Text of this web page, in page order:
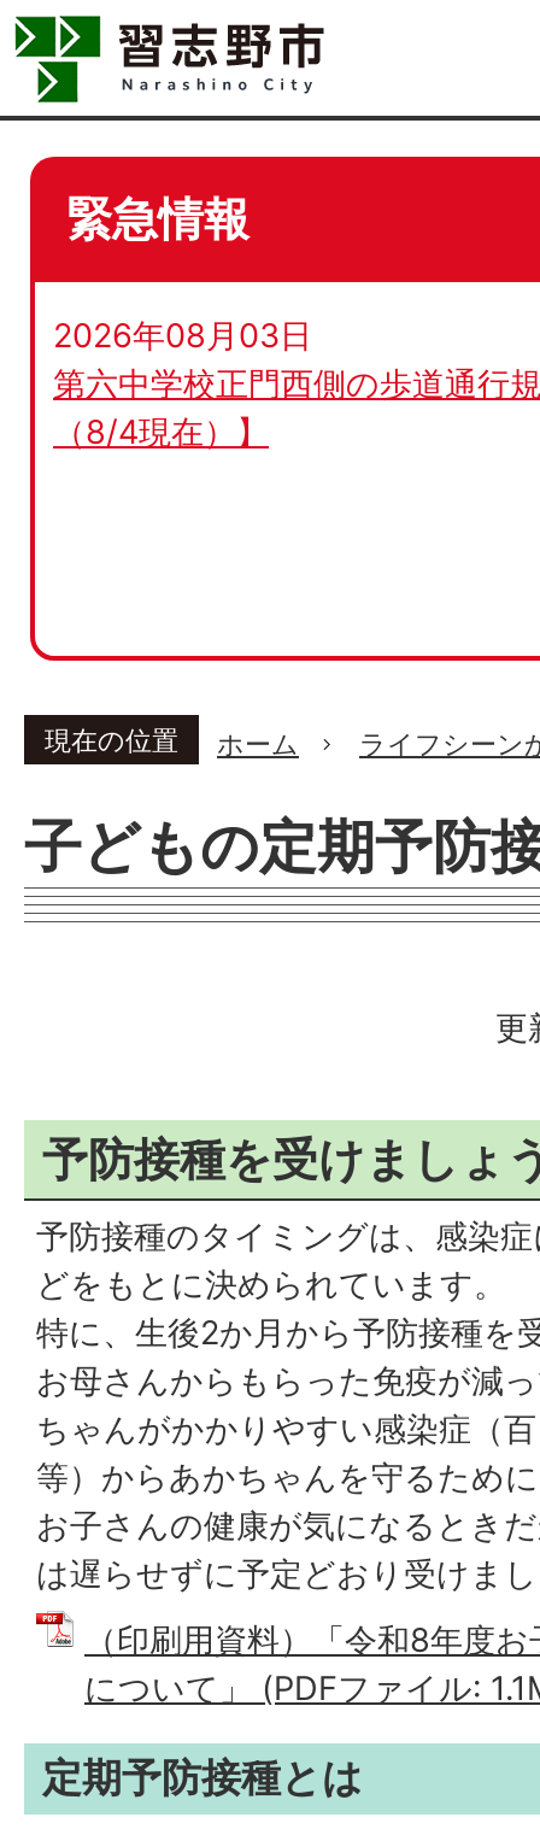
緊急情報
2026年08月03日
第六中学校正門西側の歩道通行
（8/4現在）】
現在の位置 ホーム ライフシーン
子どもの定期予防
更
予防接種を受けましょ
予防接種のタイミングは、感染
どをもとに決められています。
特に、生後2か月から予防接種を
お母さんからもらった免疫が減
ちゃんがかかりやすい感染症（
等）からあかちゃんを守るため
お子さんの健康が気になるとき
は遅らせずに予定どおり受けま
（印刷用資料）「令和8年度
について」 (PDFファイル:
定期予防接種とは